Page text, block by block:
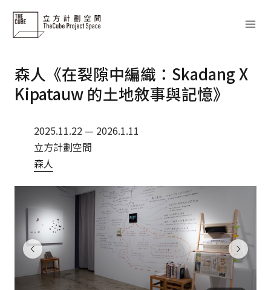
Skip
content
森人《在裂隙中編織：Skadang X
Kipatauw 的土地敘事與記憶》
2025.11.22 — 2026.1.11
立方計劃空間
森人